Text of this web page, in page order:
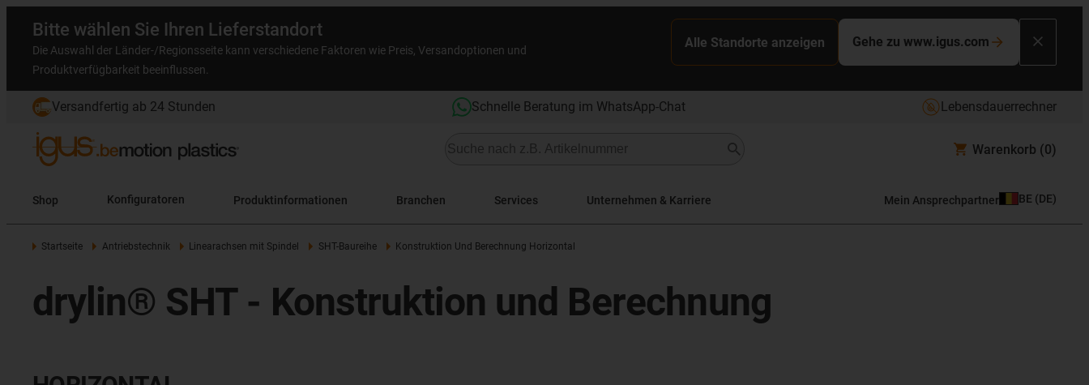
Bitte wählen Sie Ihren Lieferstandort
Die Auswahl der Länder-/Regionsseite kann verschiedene Faktoren wie Preis, Versandoptionen und
Produktverfügbarkeit beeinflussen.
Alle Standorte anzeigen Gehe zu www.igus.com
Versandfertig ab 24 Stunden Schnelle Beratung im WhatsApp-Chat Lebensdauerrechner
Warenkorb (0)
Shop Konfiguratoren Produktinformationen Branchen Services Unternehmen & Karriere Mein Ansprechpartner BE (DE)
Startseite Antriebstechnik Linearachsen mit Spindel SHT-Baureihe Konstruktion Und Berechnung Horizontal
drylin® SHT - Konstruktion und Berechnung